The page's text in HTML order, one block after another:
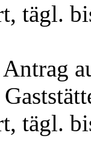
tägl.
tägl.